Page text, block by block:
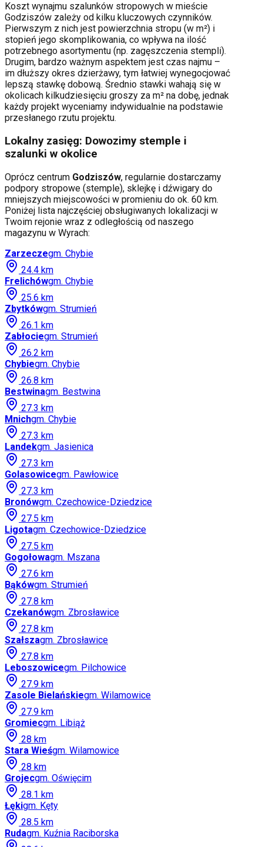
Koszt wynajmu szalunków stropowych w mieście
Godziszów zależy od kilku kluczowych czynników.
Pierwszym z nich jest powierzchnia stropu (w m²) i
stopień jego skomplikowania, co wpływa na ilość
potrzebnego asortymentu (np. zagęszczenia stempli).
Drugim, bardzo ważnym aspektem jest czas najmu –
im dłuższy okres dzierżawy, tym łatwiej wynegocjować
lepszą stawkę dobową. Średnio stawki wahają się w
okolicach kilkudziesięciu groszy za m² na dobę, jednak
każdy projekt wyceniamy indywidualnie na podstawie
przesłanego rzutu projektu.
Lokalny zasięg: Dowozimy stemple i
szalunki w okolice
Oprócz centrum Godziszów, regularnie dostarczamy
podpory stropowe (stemple), sklejkę i dźwigary do
mniejszych miejscowości w promieniu do ok. 60 km.
Poniżej lista najczęściej obsługiwanych lokalizacji w
Twoim rejonie wraz z odległością od naszego
magazynu w Wyrach:
Zarzeczegm. Chybie
24.4 km
Frelichówgm. Chybie
25.6 km
Zbytkówgm. Strumień
26.1 km
Zabłociegm. Strumień
26.2 km
Chybiegm. Chybie
26.8 km
Bestwinagm. Bestwina
27.3 km
Mnichgm. Chybie
27.3 km
Landekgm. Jasienica
27.3 km
Golasowicegm. Pawłowice
27.3 km
Bronówgm. Czechowice-Dziedzice
27.5 km
Ligotagm. Czechowice-Dziedzice
27.5 km
Gogołowagm. Mszana
27.6 km
Bąkówgm. Strumień
27.8 km
Czekanówgm. Zbrosławice
27.8 km
Szałszagm. Zbrosławice
27.8 km
Leboszowicegm. Pilchowice
27.9 km
Zasole Bielańskiegm. Wilamowice
27.9 km
Gromiecgm. Libiąż
28 km
Stara Wieśgm. Wilamowice
28 km
Grojecgm. Oświęcim
28.1 km
Łękigm. Kęty
28.5 km
Rudagm. Kuźnia Raciborska